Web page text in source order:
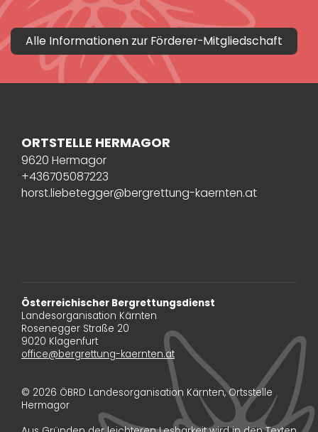
Alle Informationen zur Förderer-Mitgliedschaft
ORTSTELLE HERMAGOR
9620 Hermagor
+436705087223
horst.liebetegger@bergrettung-kaernten.at
Österreichischer Bergrettungsdienst
Landesorganisation Kärnten
Rosenegger Straße 20
9020 Klagenfurt
office@bergrettung-kaernten.at
© 2026 ÖBRD Landesorganisation Kärnten, Ortsstelle
Hermagor